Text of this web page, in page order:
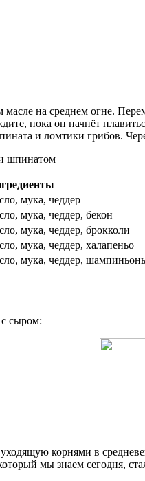
на среднем огне.
пока он начнёт
и ломтики грибов.
мука, чеддер
мука, чеддер, бекон
мука, чеддер, брокколи
мука, чеддер, халапеньо
мука, чеддер,
сыром:
корнями в
мы знаем сегодня,